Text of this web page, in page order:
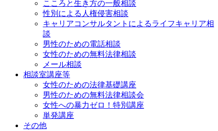
こころと生き方の一般相談
性別による人権侵害相談
キャリアコンサルタントによるライフキャリア相
談
男性のための電話相談
女性のための無料法律相談
メール相談
相談室講座等
女性のための法律基礎講座
男性のための無料法律相談会
女性への暴力ゼロ！特別講座
単発講座
その他